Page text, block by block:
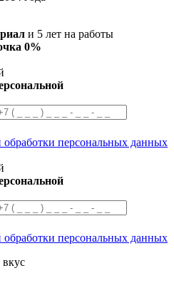
и 5 лет на работы
0%
обработки персональных данных
обработки персональных данных